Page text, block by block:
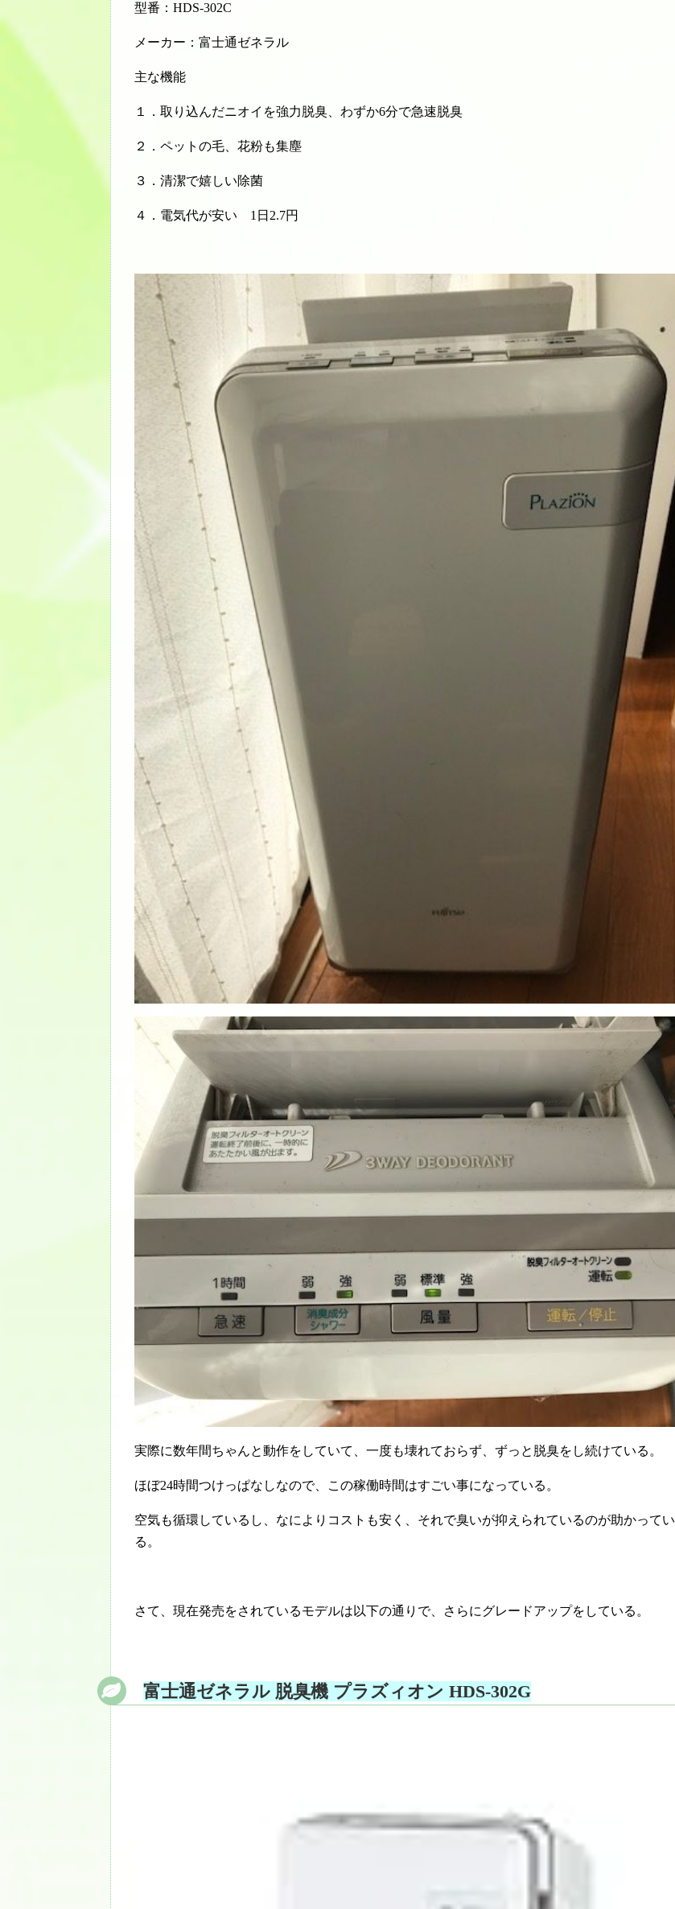
型番：HDS-302C
メーカー：富士通ゼネラル
主な機能
１．取り込んだニオイを強力脱臭、わずか6分で急速脱臭
２．ペットの毛、花粉も集塵
３．清潔で嬉しい除菌
４．電気代が安い 1日2.7円
実際に数年間ちゃんと動作をしていて、一度も壊れておらず、ずっと脱臭をし続けている。
ほぼ24時間つけっぱなしなので、この稼働時間はすごい事になっている。
空気も循環しているし、なによりコストも安く、それで臭いが抑えられているのが助かってい
る。
さて、現在発売をされているモデルは以下の通りで、さらにグレードアップをしている。
富士通ゼネラル 脱臭機 プラズィオン HDS-302G